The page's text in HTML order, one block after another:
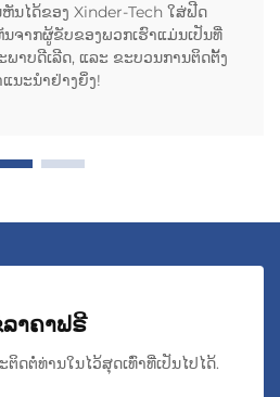
ຫັນໄດ້ຂອງ Xinder-Tech ໃສ່ຟີດ
ນຈາກຜູ້ຂັບຂອງພວກເຮົາແມ່ນເປັນທີ່
າບດີເລີດ, ແລະ ຂະບວນການຕິດຕັ້ງ
ນະນຳຢ່າງຍິ່ງ!
າຄາຟຣີ
ດຕໍ່ທ່ານໃນໄວ້ສຸດເທົ່າທີ່ເປັນໄປໄດ້.